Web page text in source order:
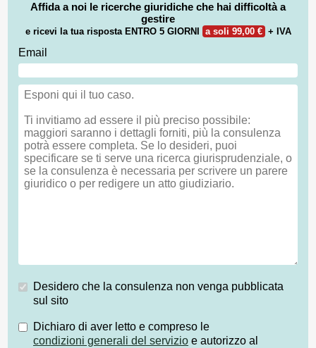
Affida a noi le ricerche giuridiche che hai difficoltà a
gestire
e ricevi la tua risposta ENTRO 5 GIORNI a soli 99,00 € + IVA
Email
Desidero che la consulenza non venga pubblicata
sul sito
Dichiaro di aver letto e compreso le
condizioni generali del servizio e autorizzo al